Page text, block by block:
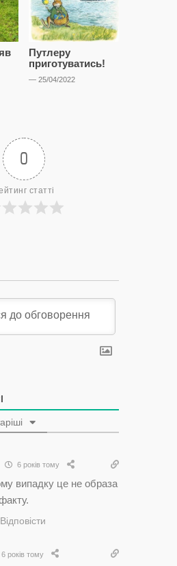
Путлеру
приготуватись!
— 25/04/2022
0
статті
6 років тому
випадку це не образа
Відповісти
6 років тому